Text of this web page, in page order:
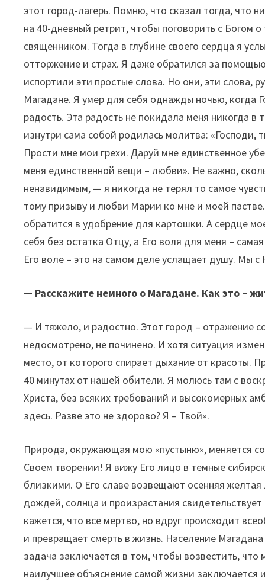
этот город-лагерь. Помню, что сказал тогда, что
на 40-дневный ретрит, чтобы поговорить с Богом
священником. Тогда в глубине своего сердца я
отторжение и страх. Я даже обратился за
испортили эти простые слова. Но они, эти слова,
Магадане. Я умер для себя однажды ночью, когда
радость. Эта радость не покидала меня никогда в
изнутри сама собой родилась молитва: «Господи,
Прости мне мои грехи. Даруй мне единственное
меня единственной вещи – любви». Не важно,
ненавидимым, — я никогда не терял то самое
тому призыву и любви Марии ко мне и моей
обратится в удобрение для картошки. А сердце
себя без остатка Отцу, а Его воля для меня –
Его воле – это на самом деле услащает душу. Мы
— Расскажите немного о Магадане. Как это –
— И тяжело, и радостно. Этот город – отражение
недосмотрено, не починено. И хотя ситуация
место, от которого спирает дыхание от красоты.
40 минутах от нашей обители. Я молюсь там с
Христа, без всяких требований и высокомерных
здесь. Разве это не здорово? Я – Твой».
Природа, окружающая мою «пустыню», меняется
Своем творении! Я вижу Его лицо в темные
близкими. О Его славе возвещают осенняя
дождей, солнца и произрастания
кажется, что все мертво, но вдруг происходит
и превращает смерть в жизнь. Население
задача заключается в том, чтобы возвестить,
наилучшее объяснение самой жизни заключается